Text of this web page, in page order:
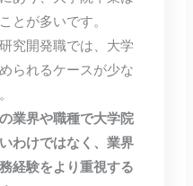
とが多いです。
究開発職では、大学
られるケースが少な
業界や職種で大学院
わけではなく、業界
経験をより重視する